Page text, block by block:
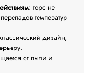
: торс не
температур
дизайн,
от пыли и